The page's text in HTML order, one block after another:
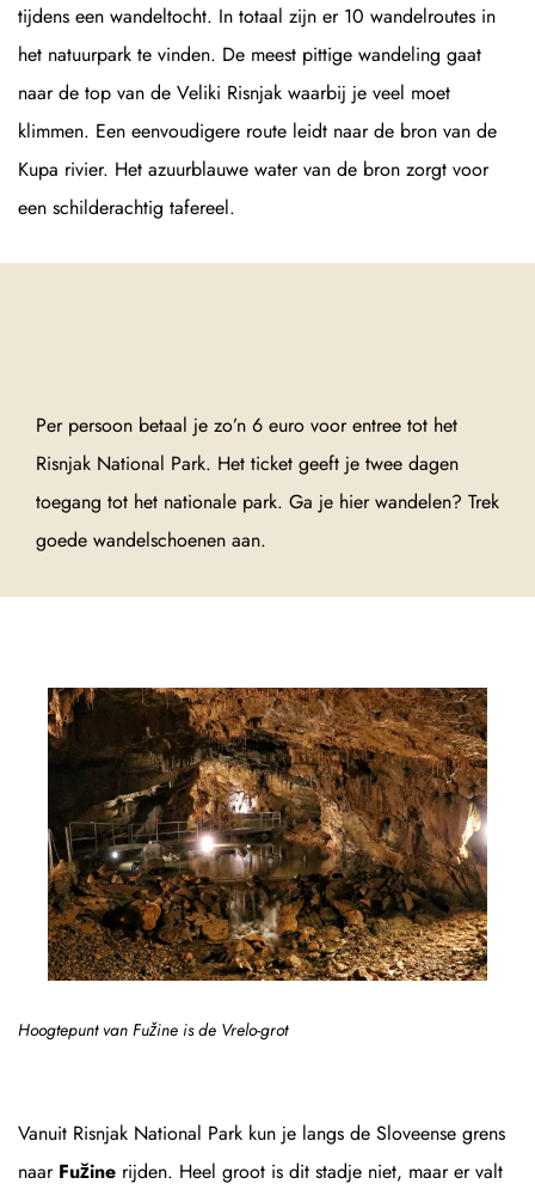
tijdens een wandeltocht. In totaal zijn er 10 wandelroutes in
het natuurpark te vinden. De meest pittige wandeling gaat
naar de top van de Veliki Risnjak waarbij je veel moet
klimmen. Een eenvoudigere route leidt naar de bron van de
Kupa rivier. Het azuurblauwe water van de bron zorgt voor
een schilderachtig tafereel.
Per persoon betaal je zo’n 6 euro voor entree tot het
Risnjak National Park. Het ticket geeft je twee dagen
toegang tot het nationale park. Ga je hier wandelen? Trek
goede wandelschoenen aan.
Hoogtepunt van Fužine is de Vrelo-grot
Vanuit Risnjak National Park kun je langs de Sloveense grens
naar Fužine rijden. Heel groot is dit stadje niet, maar er valt